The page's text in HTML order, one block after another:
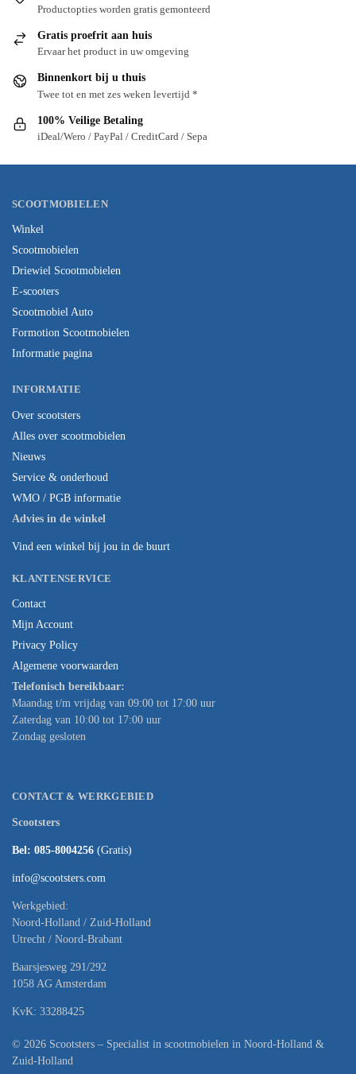
Productopties worden gratis gemonteerd
Gratis proefrit aan huis
Ervaar het product in uw omgeving
Binnenkort bij u thuis
Twee tot en met zes weken levertijd *
100% Veilige Betaling
iDeal/Wero / PayPal / CreditCard / Sepa
SCOOTMOBIELEN
Winkel
Scootmobielen
Driewiel Scootmobielen
E-scooters
Scootmobiel Auto
Formotion Scootmobielen
Informatie pagina
INFORMATIE
Over scootsters
Alles over scootmobielen
Nieuws
Service & onderhoud
WMO / PGB informatie
Advies in de winkel
Vind een winkel bij jou in de buurt
KLANTENSERVICE
Contact
Mijn Account
Privacy Policy
Algemene voorwaarden
Telefonisch bereikbaar:
Maandag t/m vrijdag van 09:00 tot 17:00 uur
Zaterdag van 10:00 tot 17:00 uur
Zondag gesloten
CONTACT & WERKGEBIED
Scootsters
Bel: 085-8004256 (Gratis)
info@scootsters.com
Werkgebied:
Noord-Holland / Zuid-Holland
Utrecht / Noord-Brabant
Baarsjesweg 291/292
1058 AG Amsterdam
KvK: 33288425
© 2026 Scootsters – Specialist in scootmobielen in Noord-Holland &
Zuid-Holland